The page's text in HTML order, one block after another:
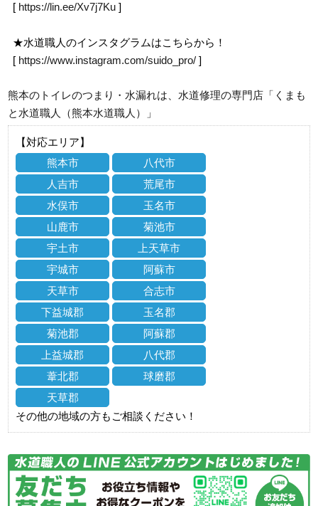
[ https://lin.ee/Xv7j7Ku ]
★水道職人のインスタグラムはこちらから！
[ https://www.instagram.com/suido_pro/ ]
熊本のトイレのつまり・水漏れは、水道修理の専門店「くまも
と水道職人（熊本水道職人）」
【対応エリア】
熊本市
八代市
人吉市
荒尾市
水俣市
玉名市
山鹿市
菊池市
宇土市
上天草市
宇城市
阿蘇市
天草市
合志市
下益城郡
玉名郡
菊池郡
阿蘇郡
上益城郡
八代郡
葦北郡
球磨郡
天草郡
その他の地域の方もご相談ください！